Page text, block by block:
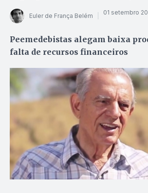
Euler de França Belém 01 setembro
Peemedebistas alegam baixa
falta de recursos financeiros